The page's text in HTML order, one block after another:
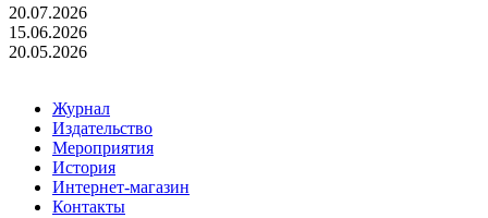
20.07.2026
15.06.2026
20.05.2026
Журнал
Издательство
Мероприятия
История
Интернет-магазин
Контакты